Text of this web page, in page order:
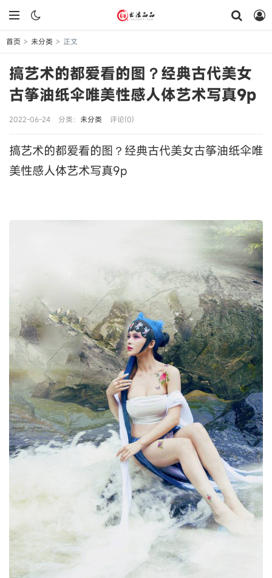
首页 > 未分类 > 正文
搞艺术的都爱看的图？经典古代美女
古筝油纸伞唯美性感人体艺术写真9p
2022-06-24 分类： 未分类 评论(0)
搞艺术的都爱看的图？经典古代美女古筝油纸伞唯
美性感人体艺术写真9p